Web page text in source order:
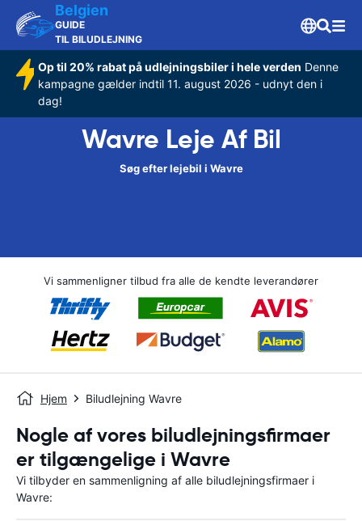
Belgien
GUIDE
TIL BILUDLEJNING
Op til 20% rabat på udlejningsbiler i hele verden Denne
kampagne gælder indtil 11. august 2026 - udnyt den i
dag!
Wavre Leje Af Bil
Søg efter lejebil i Wavre
Vi sammenligner tilbud fra alle de kendte leverandører
Hjem Biludlejning Wavre
Nogle af vores biludlejningsfirmaer
er tilgængelige i Wavre
Vi tilbyder en sammenligning af alle biludlejningsfirmaer i
Wavre: